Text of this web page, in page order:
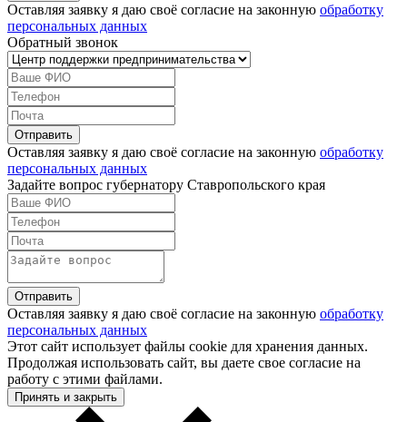
Оставляя заявку я даю своё согласие на законную обработку
персональных данных
Обратный звонок
Оставляя заявку я даю своё согласие на законную обработку
персональных данных
Задайте вопрос губернатору Ставропольского края
Оставляя заявку я даю своё согласие на законную обработку
персональных данных
Этот сайт использует файлы cookie для хранения данных.
Продолжая использовать сайт, вы даете свое согласие на
работу с этими файлами.
Принять и закрыть